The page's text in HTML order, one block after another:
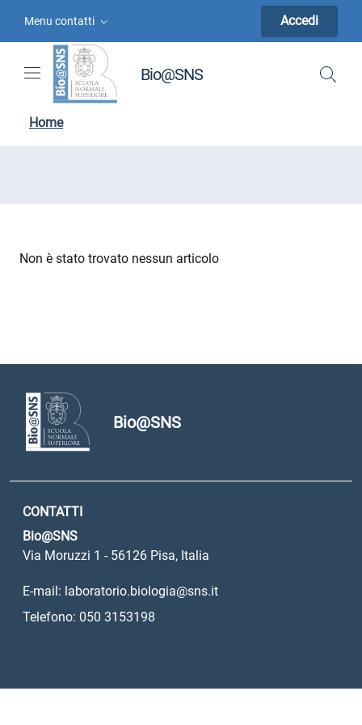
Menu contatti Accedi
Bio@SNS
Home
Non è stato trovato nessun articolo
Bio@SNS
CONTATTI
Bio@SNS
Via Moruzzi 1 - 56126 Pisa, Italia
E-mail: laboratorio.biologia@sns.it
Telefono: 050 3153198